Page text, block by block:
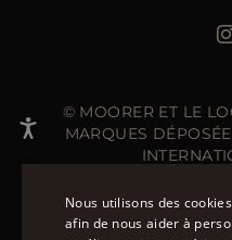
© MOORER ET LE
MARQUES
STREET, STREET,
SOCIÉTÉ
Nous utilisons des
afin de nous aider à